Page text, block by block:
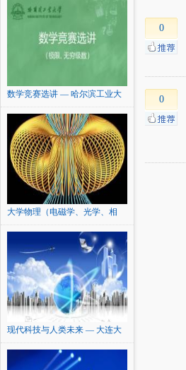
数学竞赛选讲 — 哈尔滨工业大
学
大学物理（电磁学、光学、相
对...
现代科技与人类未来 — 大连大
学
0
0